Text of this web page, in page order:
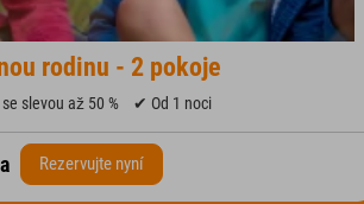
rodinu - 2 pokoje
slevou až 50 % ✔ Od 1 noci
Rezervujte nyní